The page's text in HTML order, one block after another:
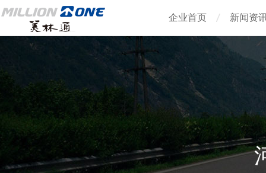
企业首页 新闻资